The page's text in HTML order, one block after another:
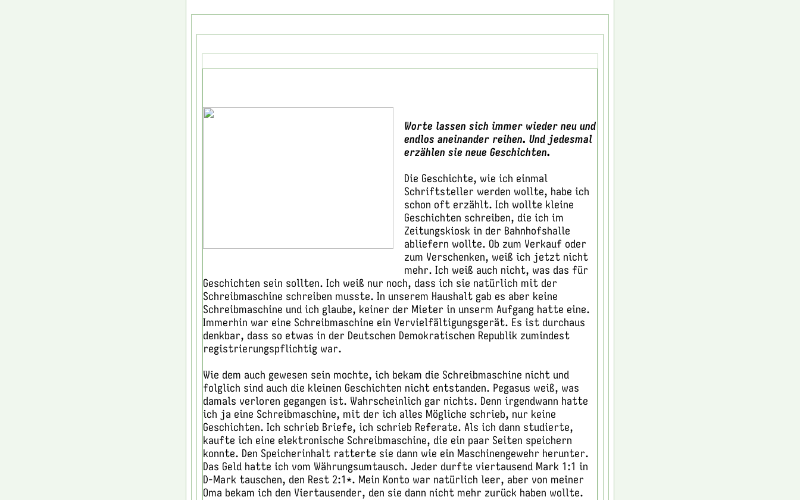
Worte lassen sich immer wieder neu und
endlos aneinander reihen. Und jedesmal
erzählen sie neue Geschichten.
Die Geschichte, wie ich einmal
Schriftsteller werden wollte, habe ich
schon oft erzählt. Ich wollte kleine
Geschichten schreiben, die ich im
Zeitungskiosk in der Bahnhofshalle
abliefern wollte. Ob zum Verkauf oder
zum Verschenken, weiß ich jetzt nicht
mehr. Ich weiß auch nicht, was das für
Geschichten sein sollten. Ich weiß nur noch, dass ich sie natürlich mit der
Schreibmaschine schreiben musste. In unserem Haushalt gab es aber keine
Schreibmaschine und ich glaube, keiner der Mieter in unserm Aufgang hatte eine.
Immerhin war eine Schreibmaschine ein Vervielfältigungsgerät. Es ist durchaus
denkbar, dass so etwas in der Deutschen Demokratischen Republik zumindest
registrierungspflichtig war.
Wie dem auch gewesen sein mochte, ich bekam die Schreibmaschine nicht und
folglich sind auch die kleinen Geschichten nicht entstanden. Pegasus weiß, was
damals verloren gegangen ist. Wahrscheinlich gar nichts. Denn irgendwann hatte
ich ja eine Schreibmaschine, mit der ich alles Mögliche schrieb, nur keine
Geschichten. Ich schrieb Briefe, ich schrieb Referate. Als ich dann studierte,
kaufte ich eine elektronische Schreibmaschine, die ein paar Seiten speichern
konnte. Den Speicherinhalt ratterte sie dann wie ein Maschinengewehr herunter.
Das Geld hatte ich vom Währungsumtausch. Jeder durfte viertausend Mark 1:1 in
D-Mark tauschen, den Rest 2:1*. Mein Konto war natürlich leer, aber von meiner
Oma bekam ich den Viertausender, den sie dann nicht mehr zurück haben wollte.